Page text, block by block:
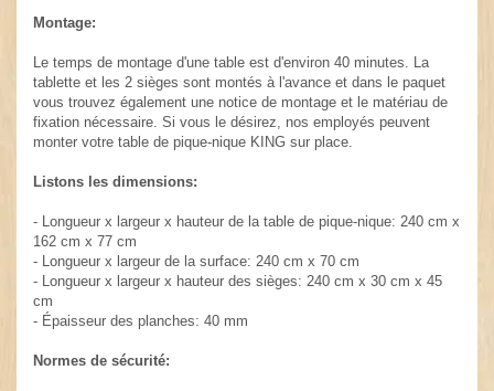
Montage:
Le temps de montage d'une table est d'environ 40 minutes. La
tablette et les 2 sièges sont montés à l'avance et dans le paquet
vous trouvez également une notice de montage et le matériau de
fixation nécessaire. Si vous le désirez, nos employés peuvent
monter votre table de pique-nique KING sur place.
Listons les dimensions:
- Longueur x largeur x hauteur de la table de pique-nique: 240 cm x
162 cm x 77 cm
- Longueur x largeur de la surface: 240 cm x 70 cm
- Longueur x largeur x hauteur des sièges: 240 cm x 30 cm x 45
cm
- Épaisseur des planches: 40 mm
Normes de sécurité: